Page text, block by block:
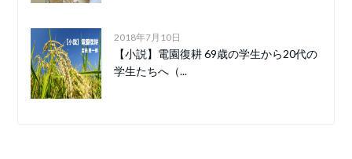
2018年7月10日
【小説】電園復耕 69歳の学生から20代の
学生たちへ（...